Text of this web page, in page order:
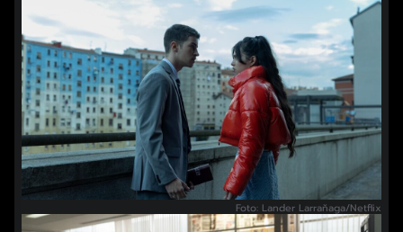
Foto: Lander Larraňaga/Netflix